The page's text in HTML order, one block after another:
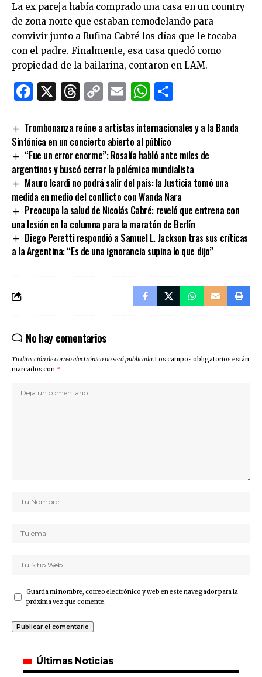
La ex pareja había comprado una casa en un country
de zona norte que estaban remodelando para
convivir junto a Rufina Cabré los días que le tocaba
con el padre. Finalmente, esa casa quedó como
propiedad de la bailarina, contaron en LAM.
Facebook
X Threads
CopyEmailWhatsApp
Trombonanza reúne a artistas internacionales y a la Banda
Sinfónica en un concierto abierto al público
“Fue un error enorme”: Rosalía habló ante miles de
argentinos y buscó cerrar la polémica mundialista
Mauro Icardi no podrá salir del país: la Justicia tomó una
medida en medio del conflicto con Wanda Nara
Preocupa la salud de Nicolás Cabré: reveló que entrena con
una lesión en la columna para la maratón de Berlín
Diego Peretti respondió a Samuel L. Jackson tras sus críticas
a la Argentina: “Es de una ignorancia supina lo que dijo”
No hay comentarios
Tu dirección de correo electrónico no será publicada.Los campos obligatorios están
marcados con *
Guarda mi nombre, correo electrónico y web en este navegador para la
próxima vez que comente.
Últimas Noticias